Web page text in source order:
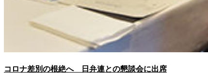
コロナ差別の根絶へ 日弁連との懇談会に出席